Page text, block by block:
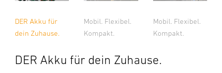
DER Akku für
dein Zuhause.
Mobil. Flexibel.
Kompakt.
Mobil. Flexibel.
Kompakt.
DER Akku für dein Zuhause.